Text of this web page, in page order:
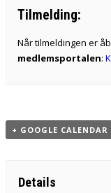
Tilmelding:
Når tilmeldingen er
medlemsportalen:
+ GOOGLE CALENDAR
Details